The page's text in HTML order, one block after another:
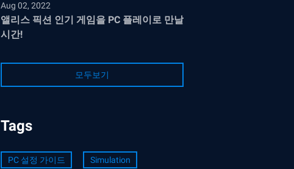
Aug 02, 2022
앨리스 픽션 인기 게임을 PC 플레이로 만날
시간!
모두보기
Tags
PC 설정 가이드 Simulation